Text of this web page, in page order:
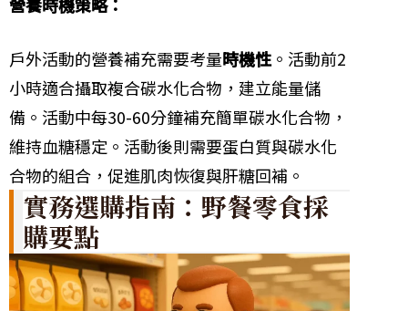
戶外活動的營養補充需要考量時機性。活動前2
小時適合攝取複合碳水化合物，建立能量儲
備。活動中每30-60分鐘補充簡單碳水化合物，
維持血糖穩定。活動後則需要蛋白質與碳水化
合物的組合，促進肌肉恢復與肝糖回補。
實務選購指南：野餐零食採
購要點